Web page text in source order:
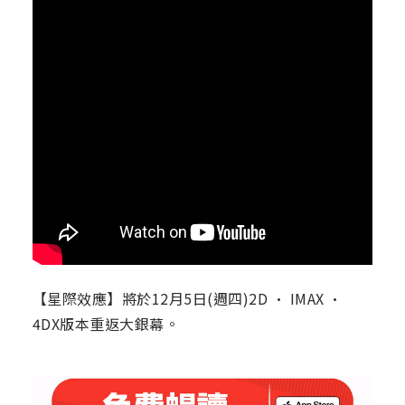
【星際效應】將於12月5日(週四)2D · IMAX ·
4DX版本重返大銀幕。